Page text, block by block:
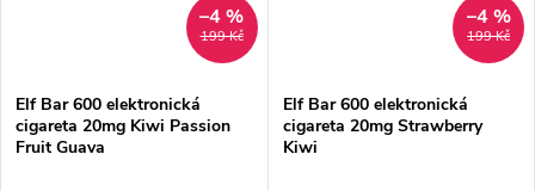
199 Kč
–4 %
Elf Bar 600 elektronická
cigareta 20mg Kiwi Passion
Fruit Guava
199 Kč
–4 %
Elf Bar 600 elektronická
cigareta 20mg Strawberry
Kiwi